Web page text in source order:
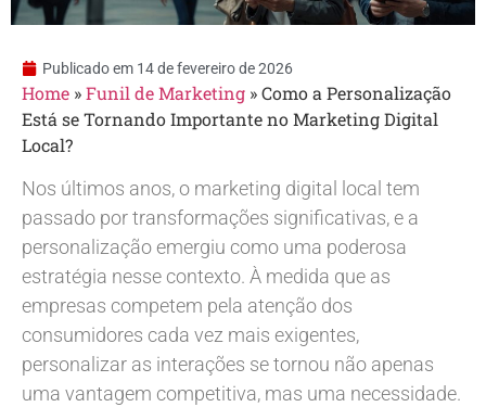
Publicado em 14 de fevereiro de 2026
Home »Funil de Marketing »Como a Personalização
Está se Tornando Importante no Marketing Digital
Local?
Nos últimos anos, o marketing digital local tem
passado por transformações significativas, e a
personalização emergiu como uma poderosa
estratégia nesse contexto. À medida que as
empresas competem pela atenção dos
consumidores cada vez mais exigentes,
personalizar as interações se tornou não apenas
uma vantagem competitiva, mas uma necessidade.